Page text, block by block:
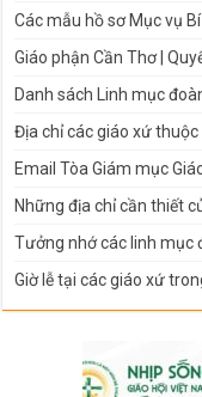
Các mẫu hồ sơ Mục vụ
Giáo phận Cần Thơ |
Danh sách Linh mục
Địa chỉ các giáo xứ thuộc
Email Tòa Giám mục
Những địa chỉ cần thiết
Tưởng nhớ các linh mục
Giờ lễ tại các giáo xứ